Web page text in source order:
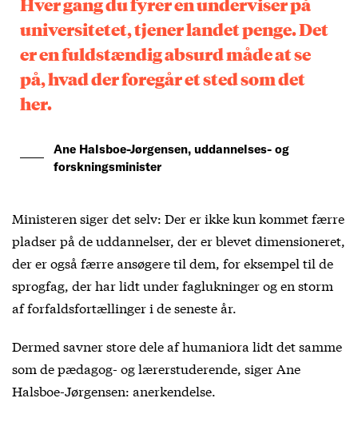
universitetet, tjener landet penge. Det
er en fuldstændig absurd måde at se
på, hvad der foregår et sted som det
her.
Ane Halsboe-Jørgensen, uddannelses- og
forskningsminister
Ministeren siger det selv: Der er ikke kun kommet færre
pladser på de uddannelser, der er blevet dimensioneret,
der er også færre ansøgere til dem, for eksempel til de
sprogfag, der har lidt under faglukninger og en storm
af forfaldsfortællinger i de seneste år.
Dermed savner store dele af humaniora lidt det samme
som de pædagog- og lærerstuderende, siger Ane
Halsboe-Jørgensen: anerkendelse.